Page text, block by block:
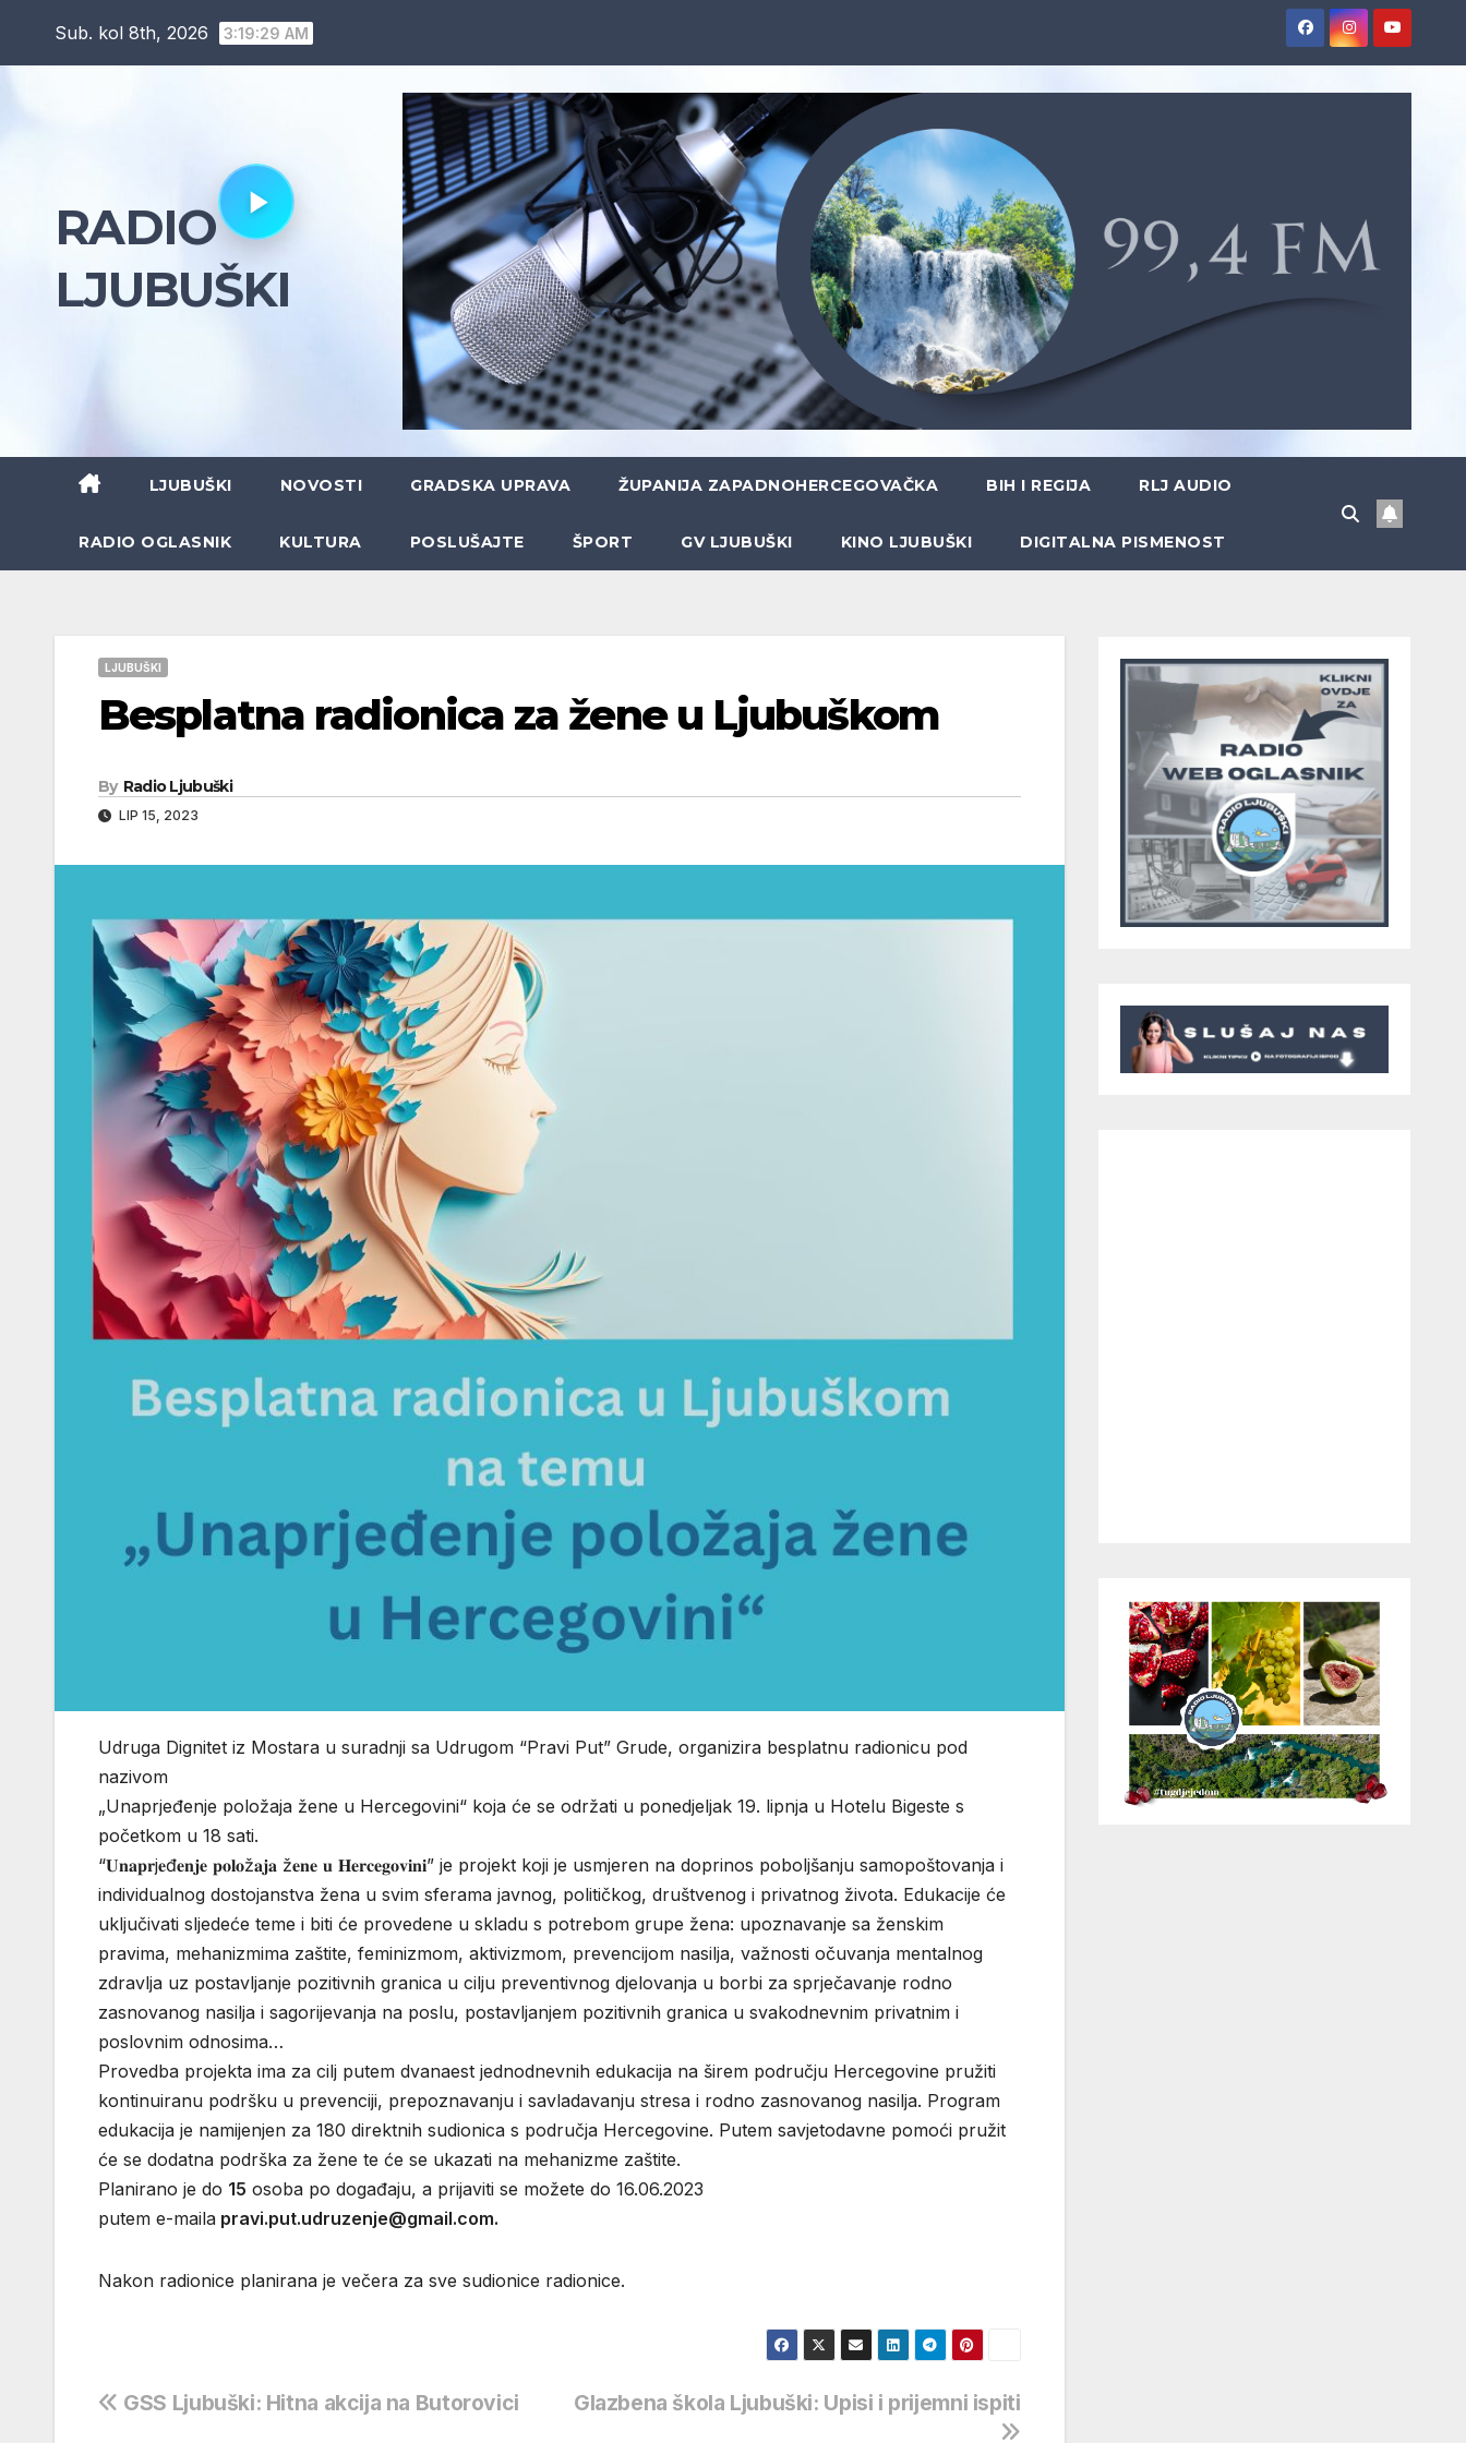
Sub. kol 8th, 2026 3:19:30 AM
RADIO
LJUBUŠKI
LJUBUŠKI NOVOSTI GRADSKA UPRAVA ŽUPANIJA ZAPADNOHERCEGOVAČKA BIH I REGIJA RLJ AUDIO
RADIO OGLASNIK KULTURA POSLUŠAJTE ŠPORT GV LJUBUŠKI KINO LJUBUŠKI DIGITALNA PISMENOST
LJUBUŠKI
Besplatna radionica za žene u Ljubuškom
By Radio Ljubuški
LIP 15, 2023
Udruga Dignitet iz Mostara u suradnji sa Udrugom “Pravi Put” Grude, organizira besplatnu radionicu pod
nazivom
„Unaprjeđenje položaja žene u Hercegovini“ koja će se održati u ponedjeljak 19. lipnja u Hotelu Bigeste s
početkom u 18 sati.
“𝐔𝐧𝐚𝐩𝐫j𝐞đ𝐞𝐧𝐣𝐞 𝐩𝐨𝐥𝐨ž𝐚𝐣𝐚 ž𝐞𝐧𝐞 𝐮 𝐇𝐞𝐫𝐜𝐞𝐠𝐨𝐯𝐢𝐧𝐢” je projekt koji je usmjeren na doprinos poboljšanju samopoštovanja i
individualnog dostojanstva žena u svim sferama javnog, političkog, društvenog i privatnog života. Edukacije će
uključivati sljedeće teme i biti će provedene u skladu s potrebom grupe žena: upoznavanje sa ženskim
pravima, mehanizmima zaštite, feminizmom, aktivizmom, prevencijom nasilja, važnosti očuvanja mentalnog
zdravlja uz postavljanje pozitivnih granica u cilju preventivnog djelovanja u borbi za sprječavanje rodno
zasnovanog nasilja i sagorijevanja na poslu, postavljanjem pozitivnih granica u svakodnevnim privatnim i
poslovnim odnosima…
Provedba projekta ima za cilj putem dvanaest jednodnevnih edukacija na širem području Hercegovine pružiti
kontinuiranu podršku u prevenciji, prepoznavanju i savladavanju stresa i rodno zasnovanog nasilja. Program
edukacija je namijenjen za 180 direktnih sudionica s područja Hercegovine. Putem savjetodavne pomoći pružit
će se dodatna podrška za žene te će se ukazati na mehanizme zaštite.
Planirano je do 15 osoba po događaju, a prijaviti se možete do 16.06.2023
putem e-maila pravi.put.udruzenje@gmail.com.
Nakon radionice planirana je večera za sve sudionice radionice.
Navigacija
Glazbena škola Ljubuški: Upisi i prijemni ispiti
GSS Ljubuški: Hitna akcija na Butorovici